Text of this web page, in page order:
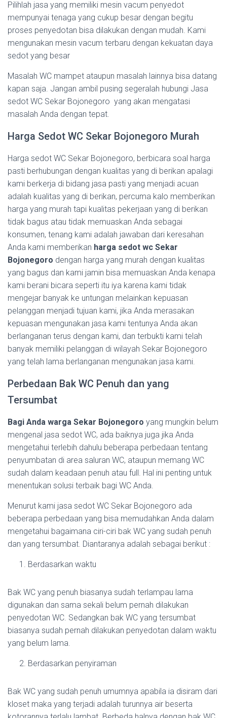
Pilihlah jasa yang memiliki mesin vacum penyedot
mempunyai tenaga yang cukup besar dengan begitu
proses penyedotan bisa dilakukan dengan mudah. Kami
mengunakan mesin vacum terbaru dengan kekuatan daya
sedot yang besar
Masalah WC mampet ataupun masalah lainnya bisa datang
kapan saja. Jangan ambil pusing segeralah hubungi Jasa
sedot WC Sekar Bojonegoro yang akan mengatasi
masalah Anda dengan tepat.
Harga Sedot WC Sekar Bojonegoro Murah
Harga sedot WC Sekar Bojonegoro, berbicara soal harga
pasti berhubungan dengan kualitas yang di berikan apalagi
kami berkerja di bidang jasa pasti yang menjadi acuan
adalah kualitas yang di berikan, percuma kalo memberikan
harga yang murah tapi kualitas pekerjaan yang di berikan
tidak bagus atau tidak memuaskan Anda sebagai
konsumen, tenang kami adalah jawaban dari keresahan
Anda kami memberikan harga sedot wc Sekar
Bojonegoro dengan harga yang murah dengan kualitas
yang bagus dan kami jamin bisa memuaskan Anda kenapa
kami berani bicara seperti itu iya karena kami tidak
mengejar banyak ke untungan melainkan kepuasan
pelanggan menjadi tujuan kami, jika Anda merasakan
kepuasan mengunakan jasa kami tentunya Anda akan
berlanganan terus dengan kami, dan terbukti kami telah
banyak memiliki pelanggan di wilayah Sekar Bojonegoro
yang telah lama berlanganan mengunakan jasa kami.
Perbedaan Bak WC Penuh dan yang
Tersumbat
Bagi Anda warga Sekar Bojonegoro yang mungkin belum
mengenal jasa sedot WC, ada baiknya juga jika Anda
mengetahui terlebih dahulu beberapa perbedaan tentang
penyumbatan di area saluran WC, ataupun memang WC
sudah dalam keadaan penuh atau full. Hal ini penting untuk
menentukan solusi terbaik bagi WC Anda.
Menurut kami jasa sedot WC Sekar Bojonegoro ada
beberapa perbedaan yang bisa memudahkan Anda dalam
mengetahui bagaimana ciri-ciri bak WC yang sudah penuh
dan yang tersumbat. Diantaranya adalah sebagai berikut :
Berdasarkan waktu
Bak WC yang penuh biasanya sudah terlampau lama
digunakan dan sama sekali belum pernah dilakukan
penyedotan WC. Sedangkan bak WC yang tersumbat
biasanya sudah pernah dilakukan penyedotan dalam waktu
yang belum lama.
Berdasarkan penyiraman
Bak WC yang sudah penuh umumnya apabila ia disiram dari
kloset maka yang terjadi adalah turunnya air beserta